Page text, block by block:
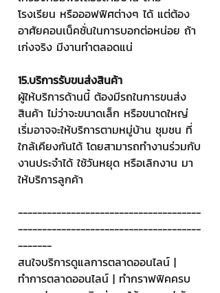
โรงเรียน หรือออฟฟิศต่างๆ ได้ แต่ต้อง
อาศัยคอนเน็คชั่นในการบอกต่อหน่อย ถ้า
เก่งจริง มีงานทำตลอดแน่
15.บริการรับขนส่งสินค้า
ผู้ให้บริการด้านนี้ ต้องมีรถในการขนส่ง
สินค้า ไม่ว่าจะขนาดเล็ก หรือขนาดใหญ่
เริ่มอาจจะให้บริการตามหมู่บ้าน ชุมชน ที่
ใกล้เคียงกันได้ โดยสามารถทำงานร่วมกับ
งานประจำได้ ใช้วันหยุด หรือเลิกงาน มา
ให้บริการลูกค้า
--------------------------------------
--------------------------------------
-------
สนใจบริการดูแลการตลาดออนไลน์ |
ทำการตลาดออนไลน์ | ทำกราฟฟิคครบ